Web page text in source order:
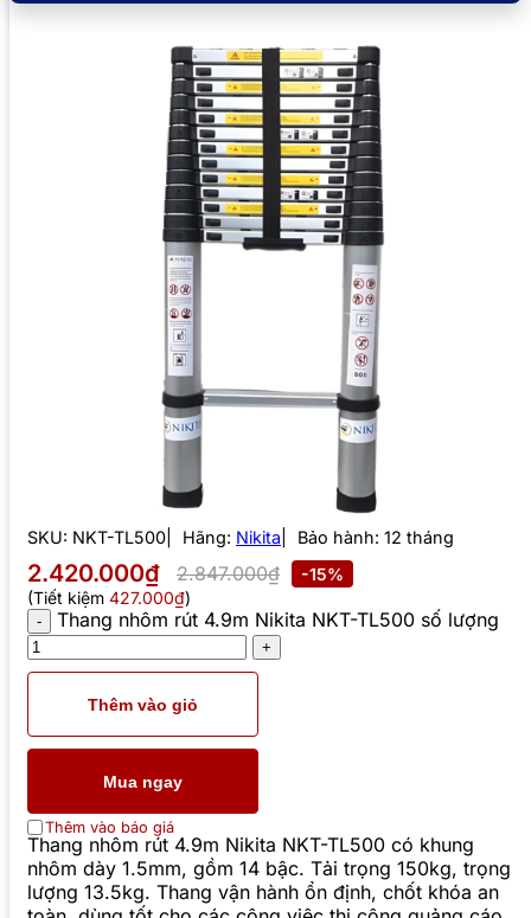
SKU: NKT-TL500 Hãng: Nikita Bảo hành: 12 tháng
2.420.000₫ 2.847.000₫
-15%
(Tiết kiệm 427.000₫)
Thang nhôm rút 4.9m Nikita NKT-TL500 số lượng
Thêm vào giỏ
Mua ngay
Thêm vào báo giá
Thang nhôm rút 4.9m Nikita NKT-TL500 có khung
nhôm dày 1.5mm, gồm 14 bậc. Tải trọng 150kg, trọng
lượng 13.5kg. Thang vận hành ổn định, chốt khóa an